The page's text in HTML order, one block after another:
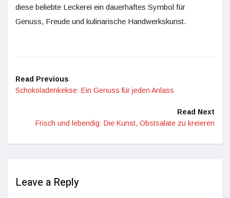
diese beliebte Leckerei ein dauerhaftes Symbol für
Genuss, Freude und kulinarische Handwerkskunst.
Read Previous
Schokoladenkekse: Ein Genuss für jeden Anlass
Read Next
Frisch und lebendig: Die Kunst, Obstsalate zu kreieren
Leave a Reply